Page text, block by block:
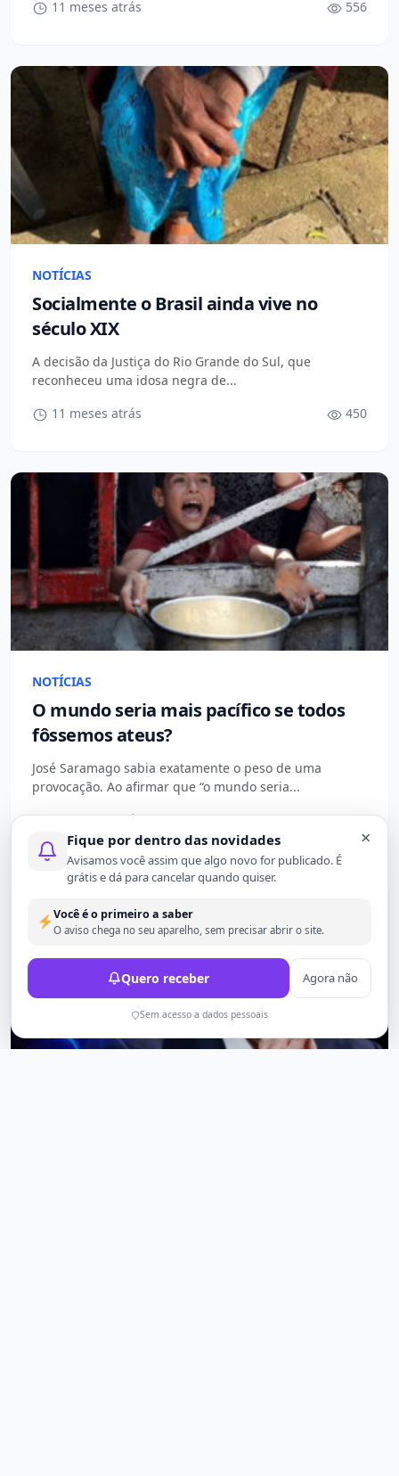
11 meses atrás
556
NOTÍCIAS
Socialmente o Brasil ainda vive no
século XIX
A decisão da Justiça do Rio Grande do Sul, que
reconheceu uma idosa negra de...
11 meses atrás
450
NOTÍCIAS
O mundo seria mais pacífico se todos
fôssemos ateus?
José Saramago sabia exatamente o peso de uma
provocação. Ao afirmar que “o mundo seria...
12 meses atrás
703
×
Fique por dentro das novidades
Avisamos você assim que algo novo for publicado. É
grátis e dá para cancelar quando quiser.
Você é o primeiro a saber
O aviso chega no seu aparelho, sem precisar abrir o site.
Quero receber Agora não
Sem acesso a dados pessoais